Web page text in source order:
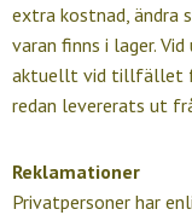
extra kostnad, ändra
varan finns i lager.
aktuellt vid tillfället
redan levererats ut
Reklamationer
Privatpersoner har